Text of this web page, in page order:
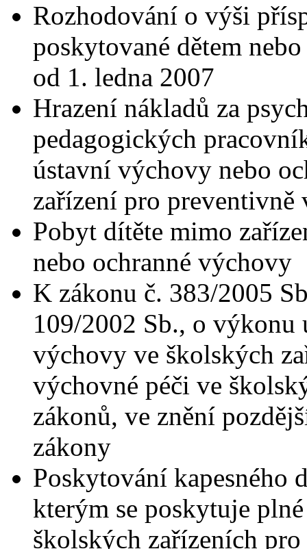
Rozhodování o výši
poskytované dětem
od 1. ledna 2007
Hrazení nákladů za
pedagogických
ústavní výchovy nebo
zařízení pro preventivně
Pobyt dítěte mimo
nebo ochranné výchovy
K zákonu č. 383/2005
109/2002 Sb., o výkonu
výchovy ve školských
výchovné péči ve
zákonů, ve znění
zákony
Poskytování kapesného
kterým se poskytuje
školských zařízeních